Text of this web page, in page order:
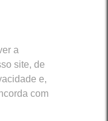
a
site, de
e,
com
Sociais